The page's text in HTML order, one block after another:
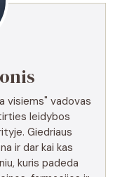
visiems" vadovas
leidybos
Giedriaus
ir dar kai kas
kuris padeda